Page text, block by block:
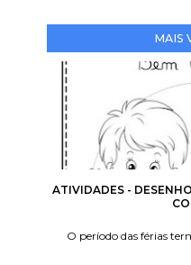
MAIS
ATIVIDADES -
O período das férias